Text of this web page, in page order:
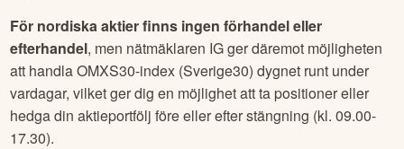
För nordiska aktier finns ingen förhandel eller
efterhandel, men nätmäklaren IG ger däremot möjligheten
att handla OMXS30-index (Sverige30) dygnet runt under
vardagar, vilket ger dig en möjlighet att ta positioner eller
hedga din aktieportfölj före eller efter stängning (kl. 09.00-
17.30).